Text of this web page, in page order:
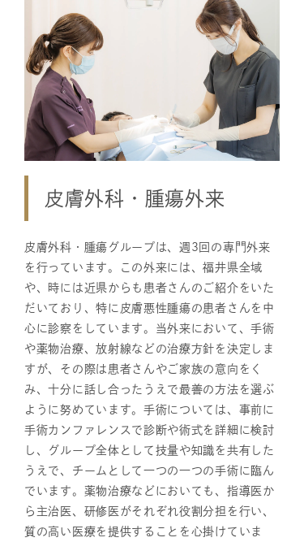
皮膚外科・腫瘍外来
皮膚外科・腫瘍グループは、週3回の専門外来
を行っています。この外来には、福井県全域
や、時には近県からも患者さんのご紹介をいた
だいており、特に皮膚悪性腫瘍の患者さんを中
心に診察をしています。当外来において、手術
や薬物治療、放射線などの治療方針を決定しま
すが、その際は患者さんやご家族の意向をく
み、十分に話し合ったうえで最善の方法を選ぶ
ように努めています。手術については、事前に
手術カンファレンスで診断や術式を詳細に検討
し、グループ全体として技量や知識を共有した
うえで、チームとして一つの一つの手術に臨ん
でいます。薬物治療などにおいても、指導医か
ら主治医、研修医がそれぞれ役割分担を行い、
質の高い医療を提供することを心掛けていま